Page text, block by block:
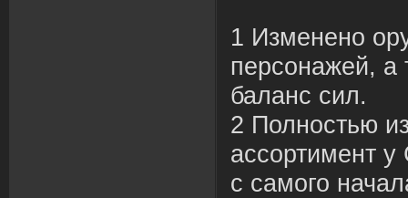
1 Изменено
персонажей, а
баланс сил.
2 Полностью
ассортимент
с самого